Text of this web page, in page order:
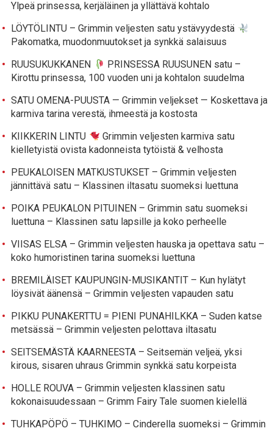
Ylpeä prinsessa, kerjäläinen ja yllättävä kohtalo
LÖYTÖLINTU – Grimmin veljesten satu ystävyydestä
Pakomatka, muodonmuutokset ja synkkä salaisuus
RUUSUKUKKANEN
PRINSESSA RUUSUNEN satu –
Kirottu prinsessa, 100 vuoden uni ja kohtalon suudelma
SATU OMENA-PUUSTA — Grimmin veljekset — Koskettava ja
karmiva tarina verestä, ihmeestä ja kostosta
KIIKKERIN LINTU
Grimmin veljesten karmiva satu
kielletyistä ovista kadonneista tytöistä & velhosta
PEUKALOISEN MATKUSTUKSET – Grimmin veljesten
jännittävä satu – Klassinen iltasatu suomeksi luettuna
POIKA PEUKALON PITUINEN – Grimmin satu suomeksi
luettuna – Klassinen satu lapsille ja koko perheelle
VIISAS ELSA – Grimmin veljesten hauska ja opettava satu –
koko humoristinen tarina suomeksi luettuna
BREMILÄISET KAUPUNGIN-MUSIKANTIT – Kun hylätyt
löysivät äänensä – Grimmin veljesten vapauden satu
PIKKU PUNAKERTTU = PIENI PUNAHILKKA – Suden katse
metsässä – Grimmin veljesten pelottava iltasatu
SEITSEMÄSTÄ KAARNEESTA – Seitsemän veljeä, yksi
kirous, sisaren uhraus Grimmin synkkä satu korpeista
HOLLE ROUVA – Grimmin veljesten klassinen satu
kokonaisuudessaan – Grimm Fairy Tale suomen kielellä
TUHKAPÖPÖ – TUHKIMO – Cinderella suomeksi – Grimmin